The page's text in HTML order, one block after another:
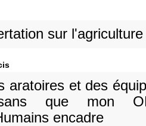
sur
aratoires et des
que mon
encadre